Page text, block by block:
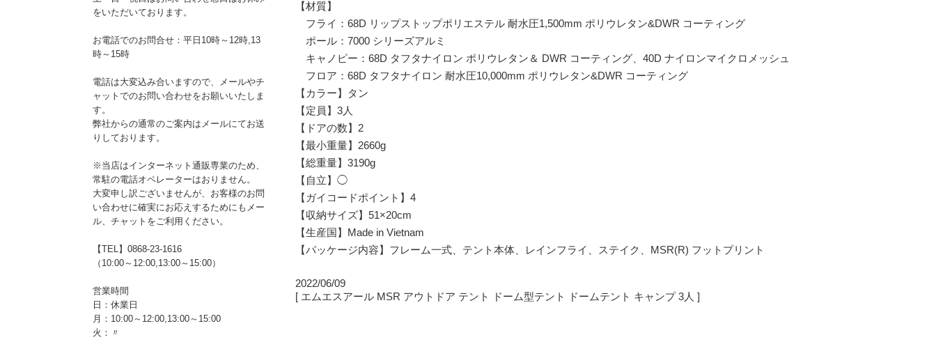
をいただいております。
お電話でのお問合せ：平日10時～12時,13
時～15時
電話は大変込み合いますので、メールやチ
ャットでのお問い合わせをお願いいたしま
す。
弊社からの通常のご案内はメールにてお送
りしております。
※当店はインターネット通販専業のため、
常駐の電話オペレーターはおりません。
大変申し訳ございませんが、お客様のお問
い合わせに確実にお応えするためにもメー
ル、チャットをご利用ください。
【TEL】0868-23-1616
（10:00～12:00,13:00～15:00）
営業時間
日：休業日
月：10:00～12:00,13:00～15:00
火：〃
【材質】
フライ：68D リップストップポリエステル 耐水圧1,500mm ポリウレタン&DWR コーティング
ポール：7000 シリーズアルミ
キャノピー：68D タフタナイロン ポリウレタン＆ DWR コーティング、40D ナイロンマイクロメッシュ
フロア：68D タフタナイロン 耐水圧10,000mm ポリウレタン&DWR コーティング
【カラー】タン
【定員】3人
【ドアの数】2
【最小重量】2660g
【総重量】3190g
【自立】◯
【ガイコードポイント】4
【収納サイズ】51×20cm
【生産国】Made in Vietnam
【パッケージ内容】フレーム一式、テント本体、レインフライ、ステイク、MSR(R) フットプリント
2022/06/09
[ エムエスアール MSR アウトドア テント ドーム型テント ドームテント キャンプ 3人 ]